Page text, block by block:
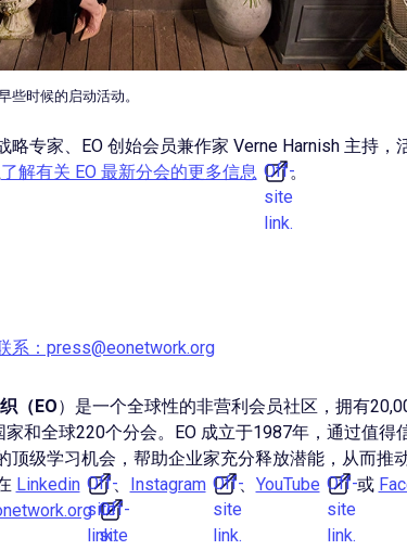
些时候的启动活动。
专家、EO 创始会员兼作家 Verne Harnish 主持，
了解有关 EO 最新分会的更多信息 Off-
site
link.
。
系：press@eonetwork.org
（EO）是一个全球性的非营利会员社区，拥有
和全球220个分会。EO 成立于1987年，通过值得
级学习机会，帮助企业家充分释放潜能，从而推
Linkedin Off-
site
link.
、 Instagram Off-
site
link.
、 YouTube Off-
site
link.
或
Off-
site